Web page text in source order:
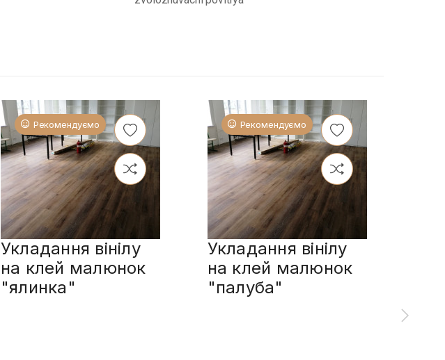
Рекомендуємо
Укладання вінілу
на клей малюнок
"ялинка"
Рекомендуємо
Укладання вінілу
на клей малюнок
"палуба"